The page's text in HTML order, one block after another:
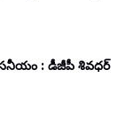
: డీజీపీ శివధర్